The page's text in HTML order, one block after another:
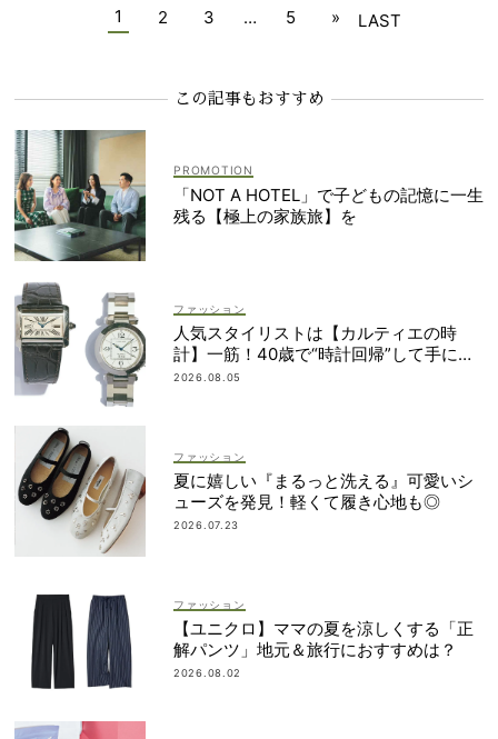
#ネイビーパンツ #Chaos（カオス）
1 2 3 … 5 » LAST
この記事もおすすめ
「NOT A HOTEL」で子どもの記憶に一生
残る【極上の家族旅】を
ファッション
人気スタイリストは【カルティエの時
計】一筋！40歳で“時計回帰”して手に入
れた名品は？
2026.08.05
ファッション
夏に嬉しい『まるっと洗える』可愛いシ
ューズを発見！軽くて履き心地も◎
2026.07.23
ファッション
【ユニクロ】ママの夏を涼しくする「正
解パンツ」地元＆旅行におすすめは？
2026.08.02